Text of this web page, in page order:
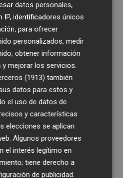
bonita”. El premio a
la agencia, supuso la
de memorias
de su actividad, pues
y compañías
poder alcanzar el
considerable.
no siempre son
que dan a los
es ese:
premios es una carrera
datos personales,
IP, identificadores únicos
para ofrecer
personalizados, medir
obtener información
y mejorar los servicios.
(1913) también
datos para estos y
el uso de datos de
y características
elecciones se aplican
Algunos proveedores
el interés legítimo en
tiene derecho a
de publicidad.